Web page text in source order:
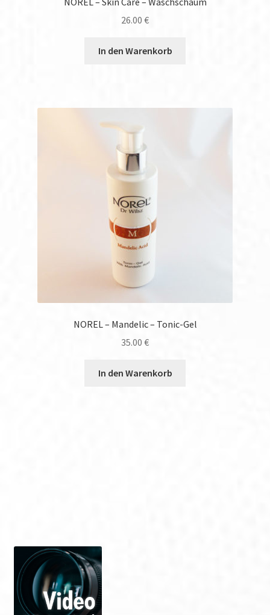
26.00 €
In den Warenkorb
NOREL – Mandelic – Tonic-Gel
35.00 €
In den Warenkorb